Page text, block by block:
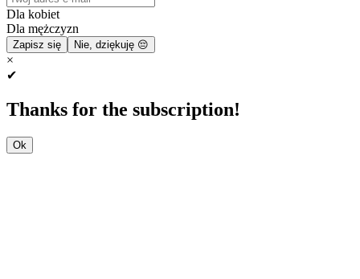
Dla kobiet
Dla mężczyzn
Zapisz się Nie, dziękuję 😔
×
✔
Thanks for the subscription!
Ok